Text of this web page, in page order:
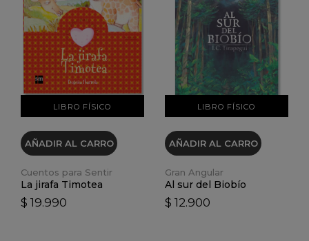
LIBRO FÍSICO
VER DETALLES
AÑADIR AL CARRO
Cuentos para Sentir
La jirafa Timotea
$ 19.990
LIBRO FÍSICO
VER DETALLES
AÑADIR AL CARRO
Gran Angular
Al sur del Biobío
$ 12.900